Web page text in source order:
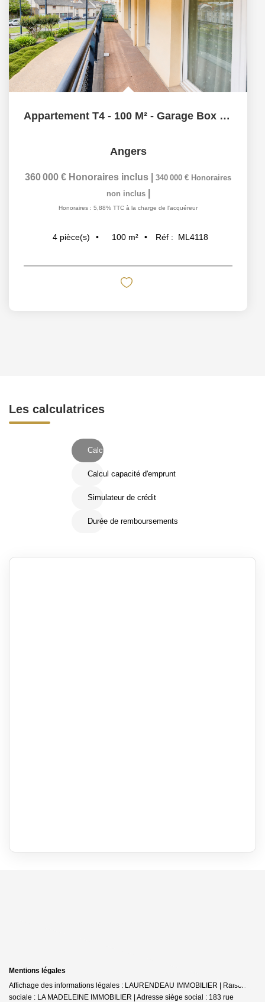
Appartement T4 - 100 M² - Garage Box - PALAIS DE JUSTICE
Angers
360 000 € Honoraires inclus 340 000 € Honoraires
non inclus
Honoraires : 5,88% TTC à la charge de l'acquéreur
4 pièce(s) 100 m² Réf : ML4118
Les calculatrices
Calcul Frais de notaire
Calcul capacité d'emprunt
Simulateur de crédit
Durée de remboursements
Mentions légales
Affichage des informations légales : LAURENDEAU IMMOBILIER | Raison
sociale : LA MADELEINE IMMOBILIER | Adresse siège social : 183 rue